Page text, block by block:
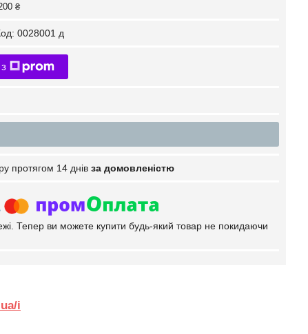
₴
0028001 д
протягом 14 днів за домовленістю
Тепер ви можете купити будь-який товар не покидаючи
i